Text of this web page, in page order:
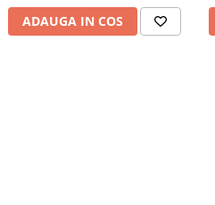
ADAUGA IN COS